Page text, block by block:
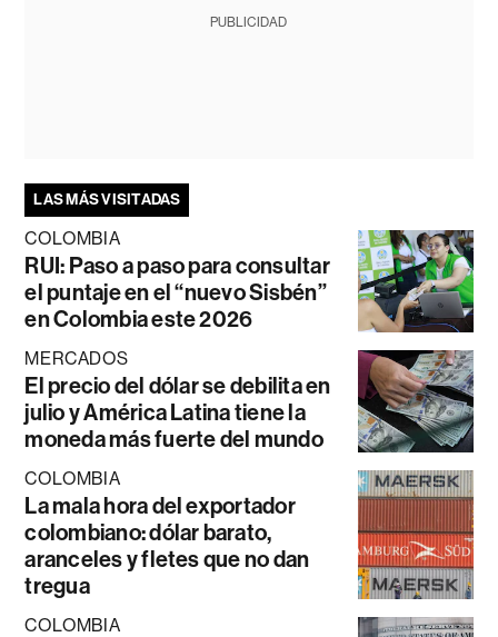
PUBLICIDAD
LAS MÁS VISITADAS
COLOMBIA
RUI: Paso a paso para consultar
el puntaje en el “nuevo Sisbén”
en Colombia este 2026
MERCADOS
El precio del dólar se debilita en
julio y América Latina tiene la
moneda más fuerte del mundo
COLOMBIA
La mala hora del exportador
colombiano: dólar barato,
aranceles y fletes que no dan
tregua
COLOMBIA